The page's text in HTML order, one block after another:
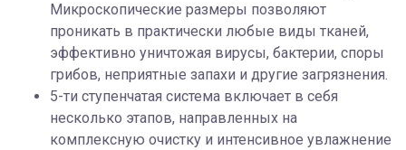
Микроскопические размеры позволяют
проникать в практически любые виды тканей,
эффективно уничтожая вирусы, бактерии, споры
грибов, неприятные запахи и другие загрязнения.
5-ти ступенчатая система включает в себя
несколько этапов, направленных на
комплексную очистку и интенсивное увлажнение